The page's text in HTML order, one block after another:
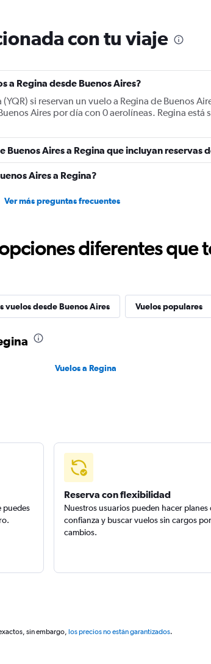
con tu viaje
a Regina desde Buenos Aires?
si reservan un vuelo a Regina de Buenos
Aires por día con 0 aerolíneas. Regina está
Buenos Aires a Regina que incluyan reservas
Aires a Regina?
Ver más preguntas frecuentes
diferentes que
vuelos desde Buenos Aires Vuelos populares
Vuelos a Regina
puedes
Reserva con flexibilidad
Nuestros usuarios pueden hacer planes
confianza y buscar vuelos sin cargos por
cambios.
sin embargo, los precios no están garantizados.